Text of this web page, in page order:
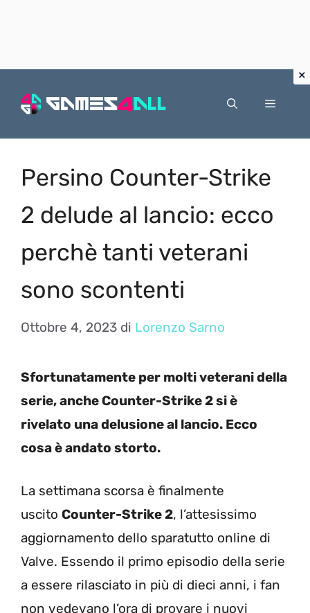
Menu
Persino Counter-Strike
2 delude al lancio: ecco
perchè tanti veterani
sono scontenti
Ottobre 4, 2023 di Lorenzo Sarno
Sfortunatamente per molti veterani della
serie, anche Counter-Strike 2 si è
rivelato una delusione al lancio. Ecco
cosa è andato storto.
La settimana scorsa è finalmente
uscito Counter-Strike 2, l’attesissimo
aggiornamento dello sparatutto online di
Valve. Essendo il primo episodio della serie
a essere rilasciato in più di dieci anni, i fan
non vedevano l’ora di provare i nuovi